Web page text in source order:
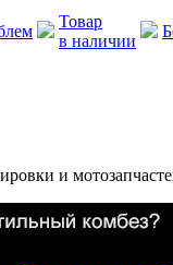
Товар
в наличии
и